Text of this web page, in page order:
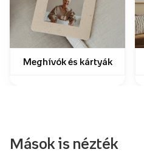
Meghívók és kártyák
Mások is nézték